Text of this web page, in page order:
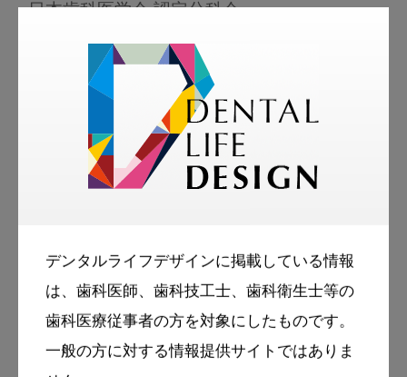
デンタルライフデザインに掲載している情報
は、歯科医師、歯科技工士、歯科衛生士等の
歯科医療従事者の方を対象にしたものです。
一般の方に対する情報提供サイトではありま
●日本歯科医学会 認定分科会
日本歯科審美学会
●IADR (International Association for Dental
●JADR (Japanese Association for Dental
Research)
tags More Smile
お悩み相談室